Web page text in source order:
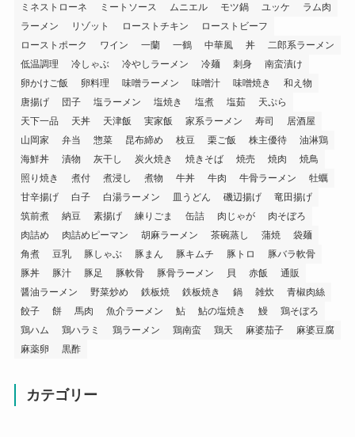
ミネストローネ ミートソース ムニエル モツ鍋 ユッケ
ラム肉
ラーメン
リゾット ローストチキン
ローストビーフ
ローストポーク
ワイン 一蘭 一鶴 中華風 丼
二郎系ラーメン
低温調理
冷しゃぶ 冷やしラーメン 冷麺 刺身
南蛮漬け
卵かけご飯
卵料理 味噌ラーメン 味噌汁 味噌焼き
和え物
唐揚げ
団子 塩ラーメン 塩焼き 塩煮 塩茹
天ぷら
天下一品
天丼 天津飯 実家飯 家系ラーメン 寿司
居酒屋
山岡家
弁当 惣菜 昆布締め 枝豆 栗ご飯 株主優待
油淋鶏
海鮮丼
漬物 灰干し 炭火焼き 焼きそば 焼売 焼肉
焼鳥
照り焼き
煮付 煮浸し 煮物 牛丼 牛肉 牛骨ラーメン
牡蠣
甘辛揚げ
白子 白湯ラーメン 皿うどん 磯辺揚げ
竜田揚げ
筑前煮
納豆 素揚げ 練りごま 缶詰 肉じゃが
肉そぼろ
肉詰め
肉詰めピーマン 胡麻ラーメン 茶碗蒸し 蒲焼
袋麺
角煮
豆乳 豚しゃぶ 豚まん 豚キムチ 豚トロ
豚バラ軟骨
豚丼
豚汁 豚足 豚軟骨 豚骨ラーメン 貝 赤飯
通販
醤油ラーメン
野菜炒め 鉄板焼 鉄板焼き 鍋 雑炊
青椒肉絲
餃子
餅 馬肉 魚介ラーメン 鮎 鮎の塩焼き 鰻
鶏そぼろ
鶏ハム
鶏ハラミ 鶏ラーメン 鶏南蛮 鶏天 麻婆茄子
麻婆豆腐
麻薬卵
黒酢
カテゴリー